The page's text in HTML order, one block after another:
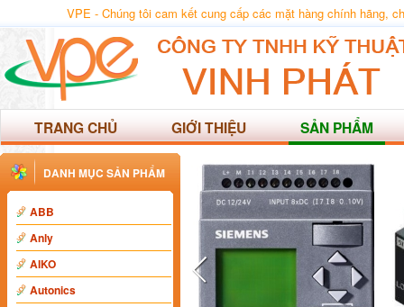
VPE - Chúng tôi cam kết cung cấp các mặt hàng chính hãng,
TRANG CHỦ GIỚI THIỆU SẢN PHẨM
DANH MỤC SẢN PHẨM
ABB
Anly
AIKO
Autonics